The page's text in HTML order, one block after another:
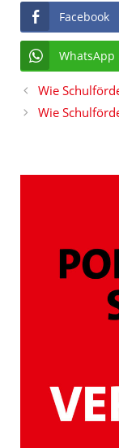
Facebook
WhatsApp
Wie
Wie